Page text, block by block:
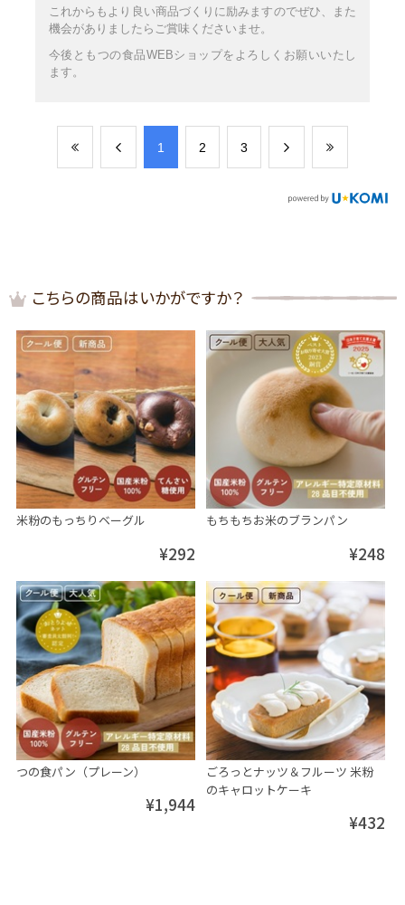
これからもより良い商品づくりに励みますのでぜひ、また
機会がありましたらご賞味くださいませ。
今後ともつの食品WEBショップをよろしくお願いいたし
ます。
​1 ​2 ​3
こちらの商品はいかがですか？
米粉のもっちりベーグル
¥292
もちもちお米のブランパン
¥248
つの食パン（プレーン）
¥1,944
ごろっとナッツ＆フルーツ 米粉
のキャロットケーキ
¥432